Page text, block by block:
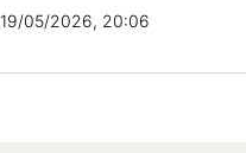
19/05/2026, 20:06